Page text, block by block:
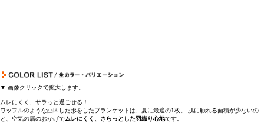
▼ 画像クリックで拡大します。
ムレにくく、サラっと過ごせる！
ワッフルのような凸凹した形をしたブランケットは、夏に最適の1枚。 肌に触れる面積が少ないの
と、空気の層のおかげでムレにくく、さらっとした羽織り心地です。